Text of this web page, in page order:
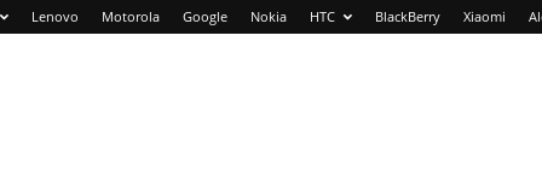
Lenovo Motorola Google Nokia HTC BlackBerry Xiaomi